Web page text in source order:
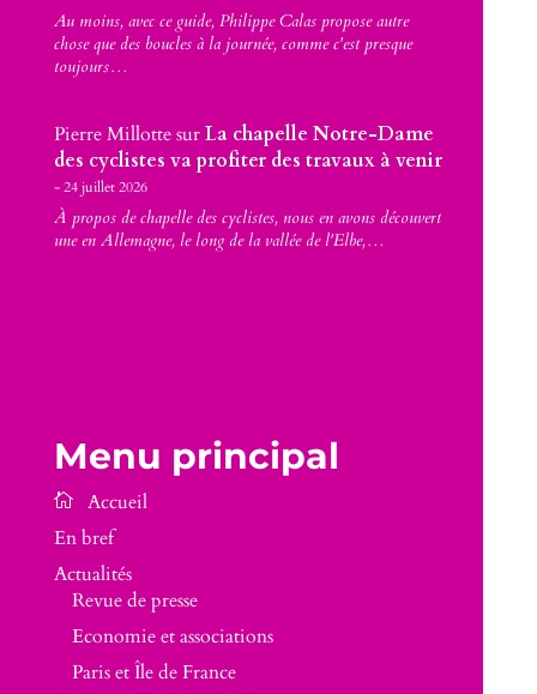
Au moins, avec ce guide, Philippe Calas propose autre
chose que des boucles à la journée, comme c'est presque
toujours…
Pierre MillottesurLa chapelle Notre-Dame
des cyclistes va profiter des travaux à venir
24 juillet 2026
À propos de chapelle des cyclistes, nous en avons découvert
une en Allemagne, le long de la vallée de l'Elbe,…
Menu principal
En bref
Actualités
Revue de presse
Economie et associations
Paris et Île de France